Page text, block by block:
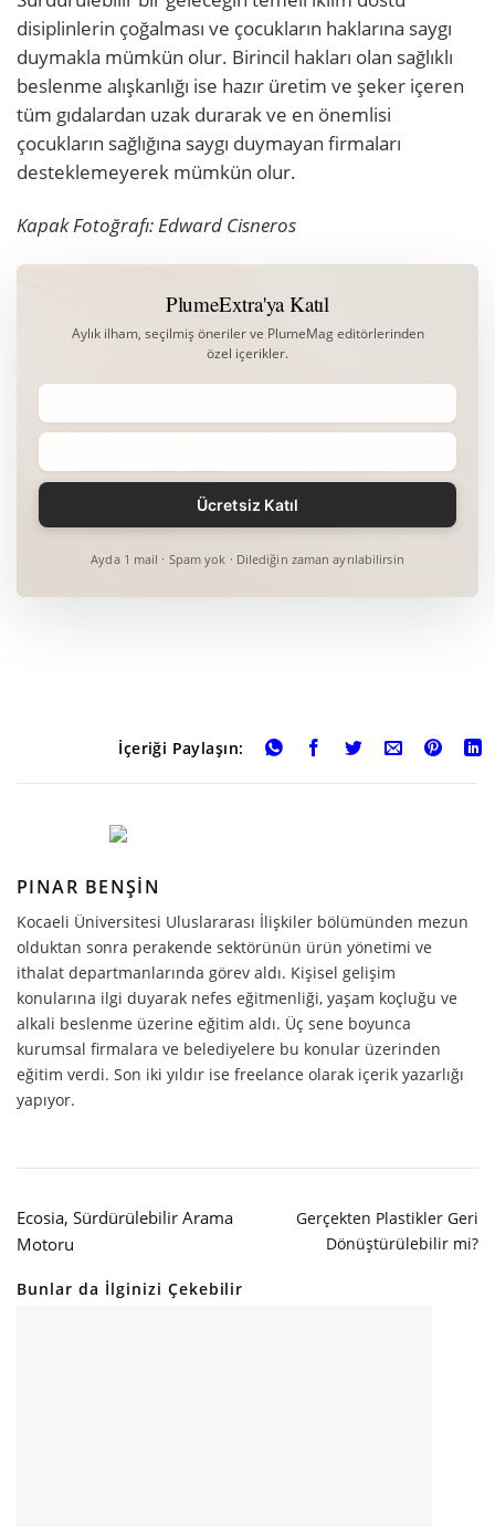
disiplinlerin çoğalması ve çocukların haklarına saygı
duymakla mümkün olur. Birincil hakları olan sağlıklı
beslenme alışkanlığı ise hazır üretim ve şeker içeren
tüm gıdalardan uzak durarak ve en önemlisi
çocukların sağlığına saygı duymayan firmaları
desteklemeyerek mümkün olur.
Kapak Fotoğrafı: Edward Cisneros
PlumeExtra'ya Katıl
Aylık ilham, seçilmiş öneriler ve PlumeMag editörlerinden
özel içerikler.
Ayda 1 mail · Spam yok · Dilediğin zaman ayrılabilirsin
İçeriği Paylaşın:
PINAR BENŞIN
Kocaeli Üniversitesi Uluslararası İlişkiler bölümünden mezun
olduktan sonra perakende sektörünün ürün yönetimi ve
ithalat departmanlarında görev aldı. Kişisel gelişim
konularına ilgi duyarak nefes eğitmenliği, yaşam koçluğu ve
alkali beslenme üzerine eğitim aldı. Üç sene boyunca
kurumsal firmalara ve belediyelere bu konular üzerinden
eğitim verdi. Son iki yıldır ise freelance olarak içerik yazarlığı
yapıyor.
Ecosia, Sürdürülebilir Arama
Motoru
Gerçekten Plastikler Geri
Dönüştürülebilir mi?
Bunlar da İlginizi Çekebilir